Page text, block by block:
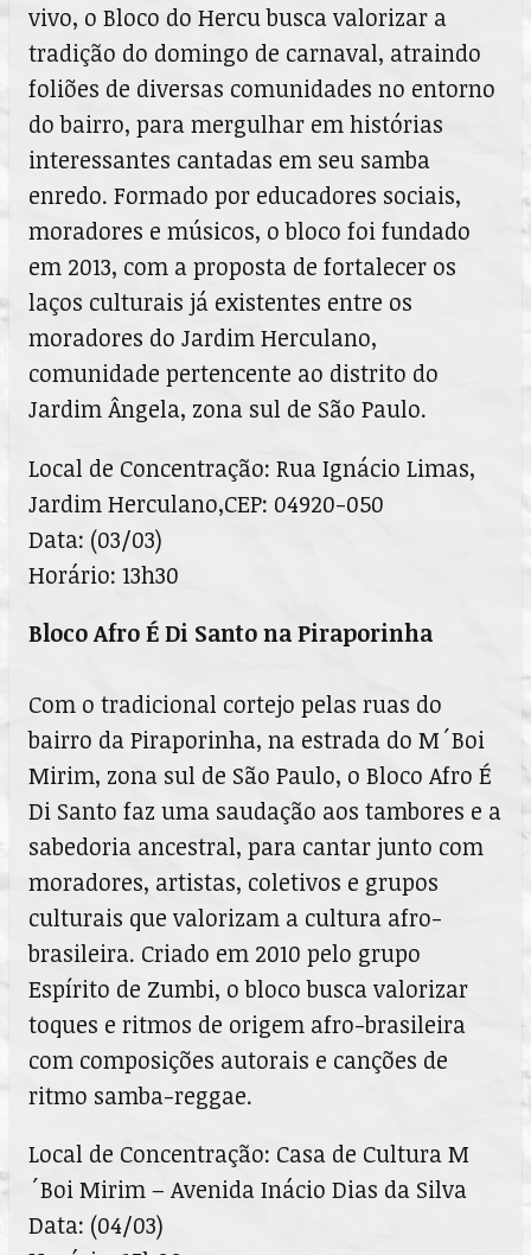
vivo, o Bloco do Hercu busca valorizar a
tradição do domingo de carnaval, atraindo
foliões de diversas comunidades no entorno
do bairro, para mergulhar em histórias
interessantes cantadas em seu samba
enredo. Formado por educadores sociais,
moradores e músicos, o bloco foi fundado
em 2013, com a proposta de fortalecer os
laços culturais já existentes entre os
moradores do Jardim Herculano,
comunidade pertencente ao distrito do
Jardim Ângela, zona sul de São Paulo.
Local de Concentração: Rua Ignácio Limas,
Jardim Herculano,CEP: 04920-050
Data: (03/03)
Horário: 13h30
Bloco Afro É Di Santo na Piraporinha
Com o tradicional cortejo pelas ruas do
bairro da Piraporinha, na estrada do M´Boi
Mirim, zona sul de São Paulo, o Bloco Afro É
Di Santo faz uma saudação aos tambores e a
sabedoria ancestral, para cantar junto com
moradores, artistas, coletivos e grupos
culturais que valorizam a cultura afro-
brasileira. Criado em 2010 pelo grupo
Espírito de Zumbi, o bloco busca valorizar
toques e ritmos de origem afro-brasileira
com composições autorais e canções de
ritmo samba-reggae.
Local de Concentração: Casa de Cultura M
´Boi Mirim – Avenida Inácio Dias da Silva
Data: (04/03)